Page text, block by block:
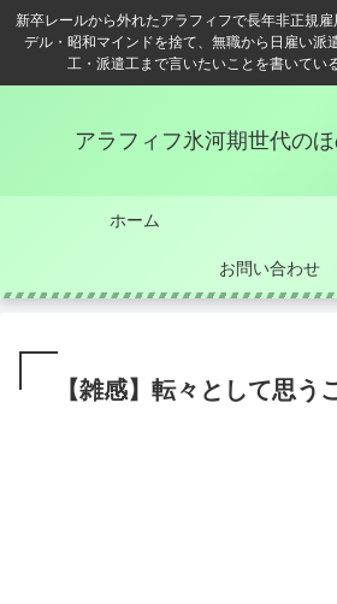
新卒レールから外れたアラフィフで長年非正規
デル・昭和マインドを捨て、無職から日雇い派
工・派遣工まで言いたいことを書いてい
アラフィフ氷河期世代の
ホーム
お問い合わせ
【雑感】転々として思う